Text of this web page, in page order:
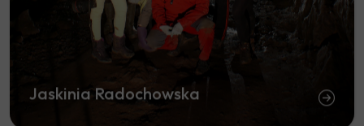
Jaskinia Radochowska